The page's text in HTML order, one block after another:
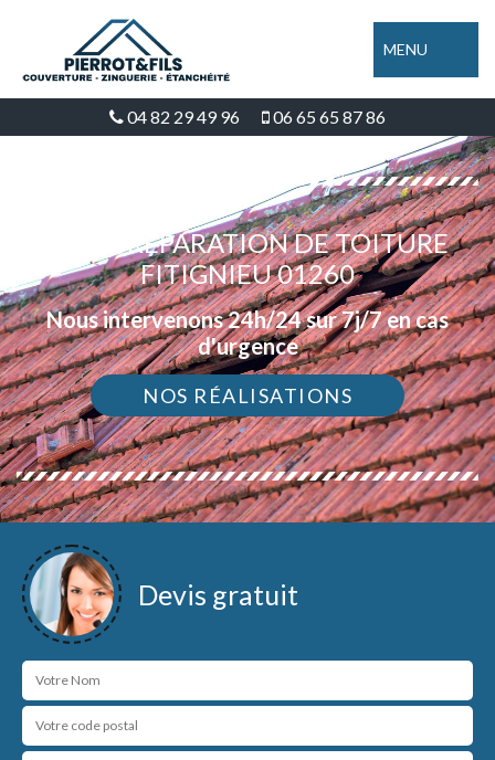
MENU
04 82 29 49 96 06 65 65 87 86
DEVIS RÉPARATION DE TOITURE
FITIGNIEU 01260
Nous intervenons 24h/24 sur 7j/7 en cas
d'urgence
NOS RÉALISATIONS
Devis gratuit